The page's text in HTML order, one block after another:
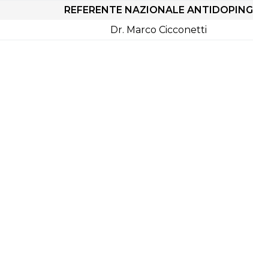
REFERENTE NAZIONALE ANTIDOPING
Dr. Marco Cicconetti